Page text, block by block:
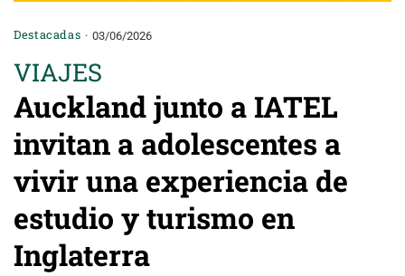
Destacadas 03/06/2026
VIAJES
Auckland junto a IATEL
invitan a adolescentes a
vivir una experiencia de
estudio y turismo en
Inglaterra